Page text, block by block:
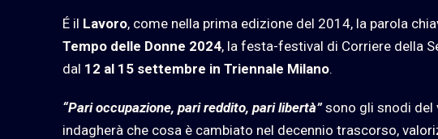
É il Lavoro, come nella prima edizione del 2014, la parola
Tempo delle Donne 2024, la festa-festival di Corriere della
dal 12 al 15 settembre in Triennale Milano.
“Pari occupazione, pari reddito, pari libertà”sono gli snodi del
indagherà che cosa è cambiato nel decennio trascorso,